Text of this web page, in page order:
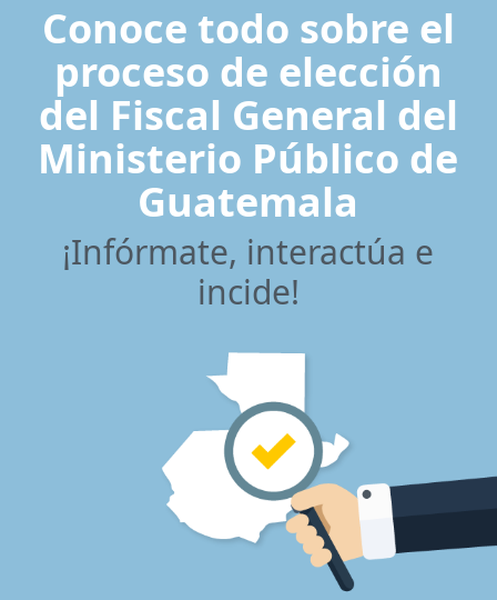
Conoce todo sobre el
proceso de elección
del Fiscal General del
Ministerio Público de
Guatemala
¡Infórmate, interactúa e
incide!